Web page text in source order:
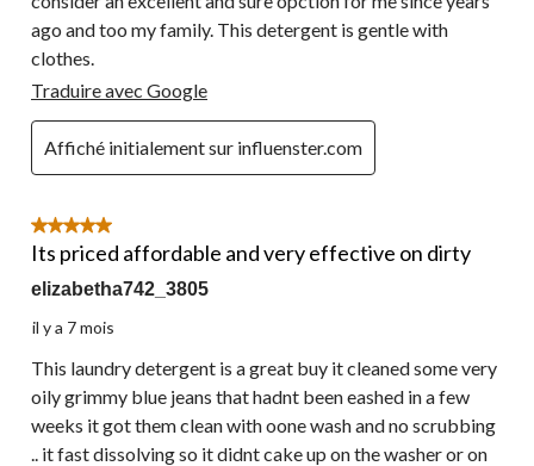
ago and too my family. This detergent is gentle with
clothes.
Traduire avec Google
Affiché initialement sur influenster.com
5 étoile(s) sur 5.
Its priced affordable and very effective on dirty
elizabetha742_3805
il y a 7 mois
This laundry detergent is a great buy it cleaned some very
oily grimmy blue jeans that hadnt been eashed in a few
weeks it got them clean with oone wash and no scrubbing
.. it fast dissolving so it didnt cake up on the washer or on